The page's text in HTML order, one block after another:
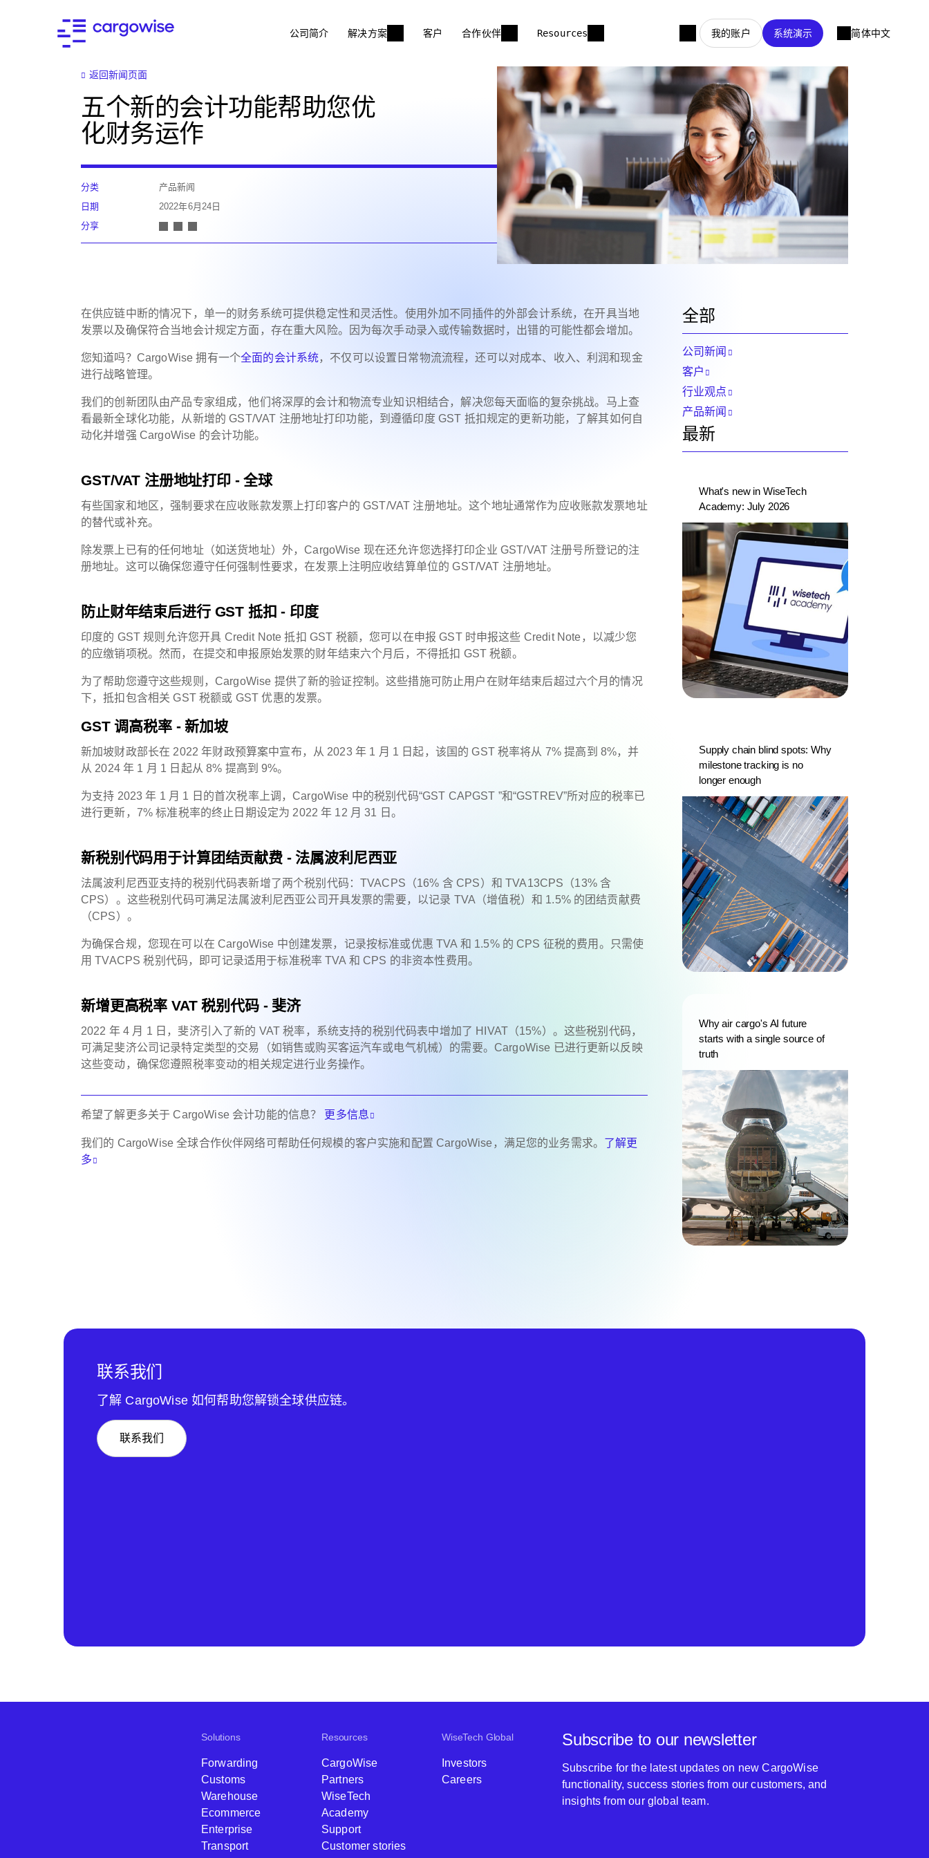
公司简介 解决方案 客户 合作伙伴 Resources 我的账户 系统演示 简体中文
返回新闻页面
五个新的会计功能帮助您优
化财务运作
分类
产品新闻
日期
2022年6月24日
分享
在供应链中断的情况下，单一的财务系统可提供稳定性和灵活性。使用外加不同插件的外部会计系统，在开具当地
发票以及确保符合当地会计规定方面，存在重大风险。因为每次手动录入或传输数据时，出错的可能性都会增加。
您知道吗？CargoWise 拥有一个全面的会计系统，不仅可以设置日常物流流程，还可以对成本、收入、利润和现金
进行战略管理。
我们的创新团队由产品专家组成，他们将深厚的会计和物流专业知识相结合，解决您每天面临的复杂挑战。马上查
看最新全球化功能，从新增的 GST/VAT 注册地址打印功能，到遵循印度 GST 抵扣规定的更新功能，了解其如何自
动化并增强 CargoWise 的会计功能。
GST/VAT 注册地址打印 - 全球
有些国家和地区，强制要求在应收账款发票上打印客户的 GST/VAT 注册地址。这个地址通常作为应收账款发票地址
的替代或补充。
除发票上已有的任何地址（如送货地址）外，CargoWise 现在还允许您选择打印企业 GST/VAT 注册号所登记的注
册地址。这可以确保您遵守任何强制性要求，在发票上注明应收结算单位的 GST/VAT 注册地址。
防止财年结束后进行 GST 抵扣 - 印度
印度的 GST 规则允许您开具 Credit Note 抵扣 GST 税额，您可以在申报 GST 时申报这些 Credit Note，以减少您
的应缴销项税。然而，在提交和申报原始发票的财年结束六个月后，不得抵扣 GST 税额。
为了帮助您遵守这些规则，CargoWise 提供了新的验证控制。这些措施可防止用户在财年结束后超过六个月的情况
下，抵扣包含相关 GST 税额或 GST 优惠的发票。
GST 调高税率 - 新加坡
新加坡财政部长在 2022 年财政预算案中宣布，从 2023 年 1 月 1 日起，该国的 GST 税率将从 7% 提高到 8%，并
从 2024 年 1 月 1 日起从 8% 提高到 9%。
为支持 2023 年 1 月 1 日的首次税率上调，CargoWise 中的税别代码“GST CAPGST ”和“GSTREV”所对应的税率已
进行更新，7% 标准税率的终止日期设定为 2022 年 12 月 31 日。
新税别代码用于计算团结贡献费 - 法属波利尼西亚
法属波利尼西亚支持的税别代码表新增了两个税别代码：TVACPS（16% 含 CPS）和 TVA13CPS（13% 含
CPS）。这些税别代码可满足法属波利尼西亚公司开具发票的需要，以记录 TVA（增值税）和 1.5% 的团结贡献费
（CPS）。
为确保合规，您现在可以在 CargoWise 中创建发票，记录按标准或优惠 TVA 和 1.5% 的 CPS 征税的费用。只需使
用 TVACPS 税别代码，即可记录适用于标准税率 TVA 和 CPS 的非资本性费用。
新增更高税率 VAT 税别代码 - 斐济
2022 年 4 月 1 日，斐济引入了新的 VAT 税率，系统支持的税别代码表中增加了 HIVAT（15%）。这些税别代码，
可满足斐济公司记录特定类型的交易（如销售或购买客运汽车或电气机械）的需要。CargoWise 已进行更新以反映
这些变动，确保您遵照税率变动的相关规定进行业务操作。
希望了解更多关于 CargoWise 会计功能的信息？ 更多信息
我们的 CargoWise 全球合作伙伴网络可帮助任何规模的客户实施和配置 CargoWise，满足您的业务需求。 了解更
多
全部
公司新闻
客户
行业观点
产品新闻
最新
What's new in WiseTech
Academy: July 2026
Supply chain blind spots: Why
milestone tracking is no
longer enough
Why air cargo's AI future
starts with a single source of
truth
联系我们
了解 CargoWise 如何帮助您解锁全球供应链。
联系我们
Solutions
Forwarding
Customs
Warehouse
Ecommerce
Enterprise
Transport
Resources
CargoWise
Partners
WiseTech
Academy
Support
Customer stories
WiseTech Global
Investors
Careers
Subscribe to our newsletter
Subscribe for the latest updates on new CargoWise
functionality, success stories from our customers, and
insights from our global team.